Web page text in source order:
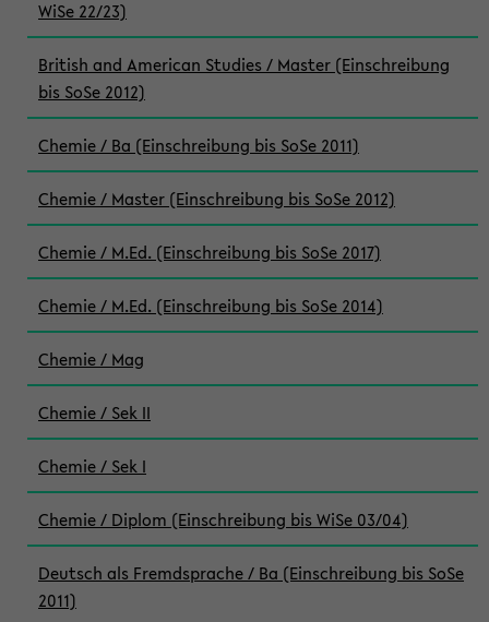
WiSe 22/23)
British and American Studies / Master (Einschreibung
bis SoSe 2012)
Chemie / Ba (Einschreibung bis SoSe 2011)
Chemie / Master (Einschreibung bis SoSe 2012)
Chemie / M.Ed. (Einschreibung bis SoSe 2017)
Chemie / M.Ed. (Einschreibung bis SoSe 2014)
Chemie / Mag
Chemie / Sek II
Chemie / Sek I
Chemie / Diplom (Einschreibung bis WiSe 03/04)
Deutsch als Fremdsprache / Ba (Einschreibung bis SoSe
2011)